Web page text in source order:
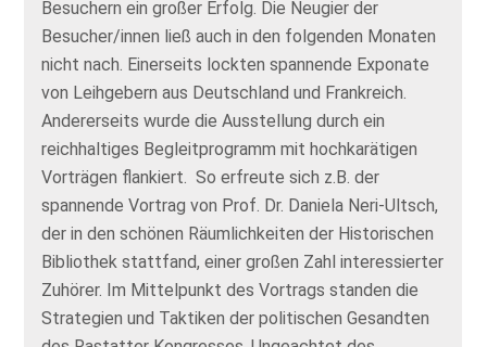
Besuchern ein großer Erfolg. Die Neugier der
Besucher/innen ließ auch in den folgenden Monaten
nicht nach. Einerseits lockten spannende Exponate
von Leihgebern aus Deutschland und Frankreich.
Andererseits wurde die Ausstellung durch ein
reichhaltiges Begleitprogramm mit hochkarätigen
Vorträgen flankiert. So erfreute sich z.B. der
spannende Vortrag von Prof. Dr. Daniela Neri-Ultsch,
der in den schönen Räumlichkeiten der Historischen
Bibliothek stattfand, einer großen Zahl interessierter
Zuhörer. Im Mittelpunkt des Vortrags standen die
Strategien und Taktiken der politischen Gesandten